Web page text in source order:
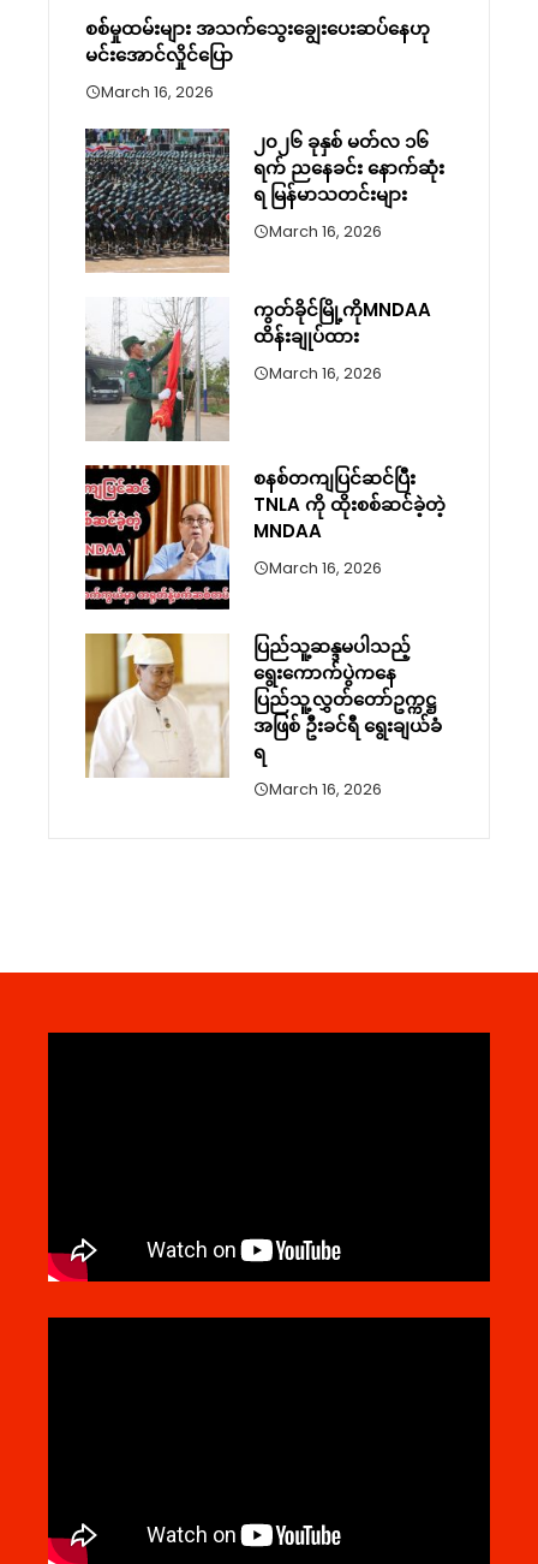
စစ်မှုထမ်းများ အသက်သွေးချွေးပေးဆပ်နေဟု
မင်းအောင်လှိုင်ပြော
March 16, 2026
၂၀၂၆ ခုနှစ် မတ်လ ၁၆
ရက် ညနေခင်း နောက်ဆုံး
ရ မြန်မာသတင်းများ
March 16, 2026
ကွတ်ခိုင်မြို့ကိုMNDAA
ထိန်းချုပ်ထား
March 16, 2026
စနစ်တကျပြင်ဆင်ပြီး
TNLA ကို ထိုးစစ်ဆင်ခဲ့တဲ့
MNDAA
March 16, 2026
ပြည်သူ့ဆန္ဒမပါသည့်
ရွေးကောက်ပွဲကနေ
ပြည်သူ့လွှတ်တော်ဥက္ကဋ္ဌ
အဖြစ် ဦးခင်ရီ ရွေးချယ်ခံ
ရ
March 16, 2026